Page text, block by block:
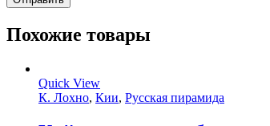
Похожие товары
Quick View
К. Лохно, Кии, Русская пирамида